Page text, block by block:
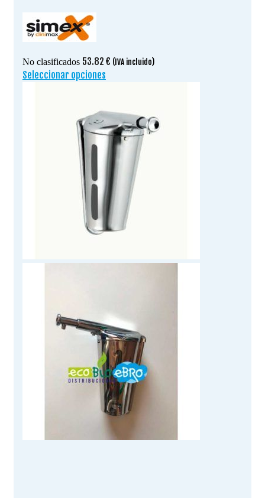
No clasificados 53.82 € (IVA incluido)
Seleccionar opciones
múltiples
variantes.
Las
opciones
se
pueden
elegir
en
la
página